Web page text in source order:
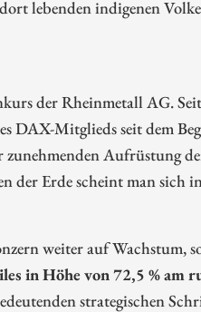
lebenden indigenen
der Rheinmetall AG. Seit
DAX-Mitglieds seit dem
Aufrüstung
der Erde scheint man sich
weiter auf Wachstum,
in Höhe von 72,5 % am
strategischen